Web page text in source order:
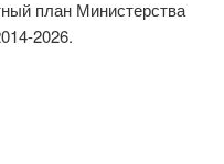
план Министерства
2026.